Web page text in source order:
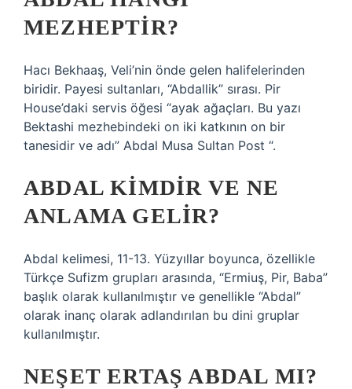
MEZHEPTIR?
Hacı Bekhaaş, Veli’nin önde gelen halifelerinden
biridir. Payesi sultanları, “Abdallik” sırası. Pir
House’daki servis öğesi “ayak ağaçları. Bu yazı
Bektashi mezhebindeki on iki katkının on bir
tanesidir ve adı” Abdal Musa Sultan Post “.
ABDAL KIMDIR VE NE
ANLAMA GELIR?
Abdal kelimesi, 11-13. Yüzyıllar boyunca, özellikle
Türkçe Sufizm grupları arasında, “Ermiuş, Pir, Baba”
başlık olarak kullanılmıştır ve genellikle “Abdal”
olarak inanç olarak adlandırılan bu dini gruplar
kullanılmıştır.
NEŞET ERTAŞ ABDAL MI?